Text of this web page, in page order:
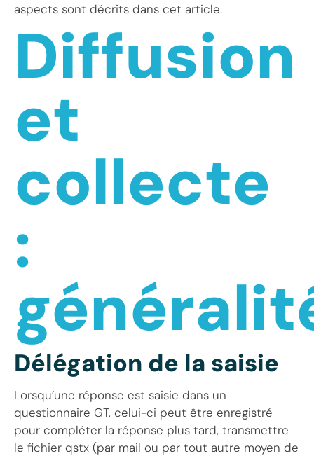
aspects sont décrits dans cet article.
Diffusion
et
collecte
:
Délégation de la saisie
Lorsqu’une réponse est saisie dans un
questionnaire GT, celui-ci peut être enregistré
pour compléter la réponse plus tard, transmettre
le fichier qstx (par mail ou par tout autre moyen de